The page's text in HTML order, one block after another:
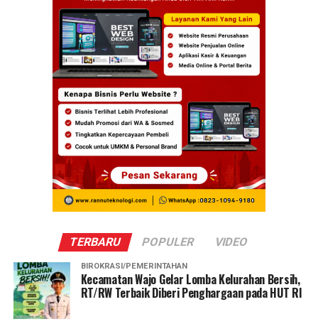
TERBARU POPULER VIDEO
BIROKRASI/PEMERINTAHAN
Kecamatan Wajo Gelar Lomba Kelurahan Bersih,
RT/RW Terbaik Diberi Penghargaan pada HUT RI